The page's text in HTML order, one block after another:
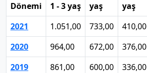
Dönemi
1 - 3 yaş
yaş
yaş
2021
1.051,00 733,00 410,00
2020
964,00 672,00 376,00
2019
861,00 600,00 336,00